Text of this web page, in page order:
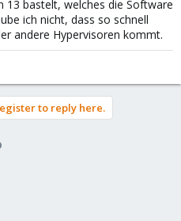
13 bastelt, welches die Software
ich nicht, dass so schnell
andere Hypervisoren kommt.
to reply here.
Link